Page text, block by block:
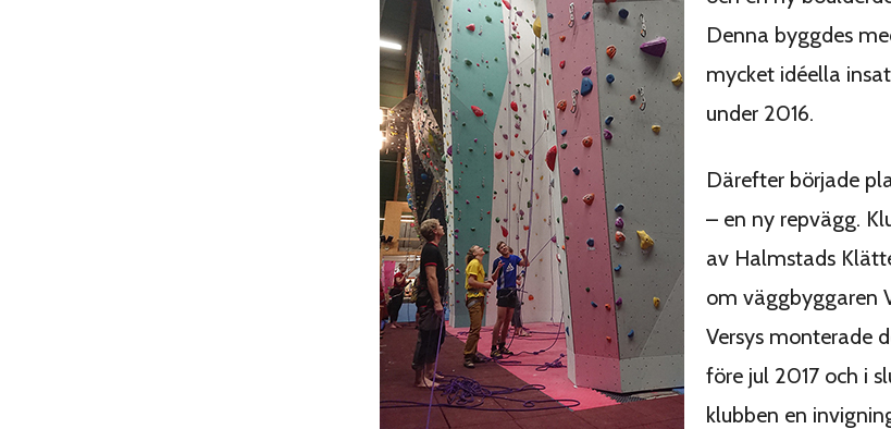
Denna byggdes
mycket idéella
under 2016.
Därefter började
– en ny repvägg.
av Halmstads
om väggbyggaren
Versys monterade
före jul 2017 och i
klubben en